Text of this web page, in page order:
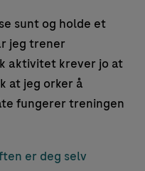
sunt og holde et
jeg trener
aktivitet krever jo at
at jeg orker å
fungerer treningen
er deg selv